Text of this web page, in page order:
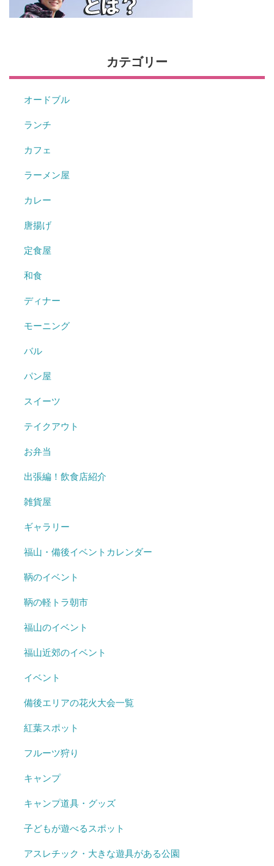
カテゴリー
オードブル
ランチ
カフェ
ラーメン屋
カレー
唐揚げ
定食屋
和食
ディナー
モーニング
バル
パン屋
スイーツ
テイクアウト
お弁当
出張編！飲食店紹介
雑貨屋
ギャラリー
福山・備後イベントカレンダー
鞆のイベント
鞆の軽トラ朝市
福山のイベント
福山近郊のイベント
イベント
備後エリアの花火大会一覧
紅葉スポット
フルーツ狩り
キャンプ
キャンプ道具・グッズ
子どもが遊べるスポット
アスレチック・大きな遊具がある公園